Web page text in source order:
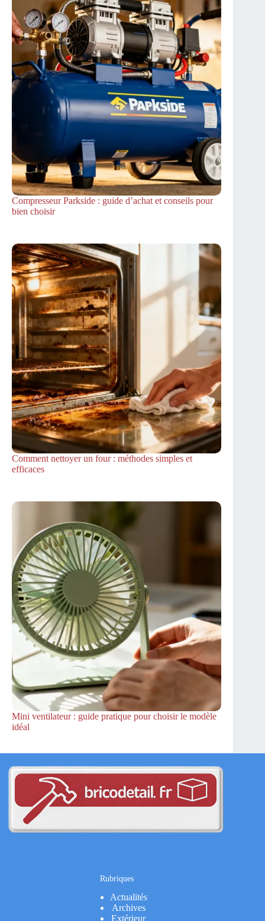
Compresseur Parkside : guide d’achat et conseils pour
bien choisir
Comment nettoyer un four : méthodes simples et
efficaces
Mini ventilateur : guide pratique pour choisir le modèle
idéal
Rubriques
Actualités
Archives
Extérieur